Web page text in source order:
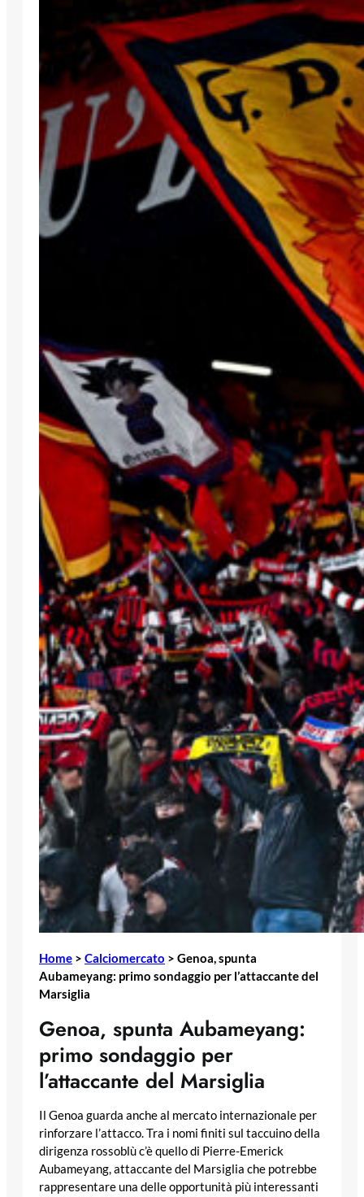
Home > Calciomercato > Genoa, spunta
Aubameyang: primo sondaggio per l’attaccante del
Marsiglia
Genoa, spunta Aubameyang:
primo sondaggio per
l’attaccante del Marsiglia
Il Genoa guarda anche al mercato internazionale per
rinforzare l’attacco. Tra i nomi finiti sul taccuino della
dirigenza rossoblù c’è quello di Pierre-Emerick
Aubameyang, attaccante del Marsiglia che potrebbe
rappresentare una delle opportunità più interessanti